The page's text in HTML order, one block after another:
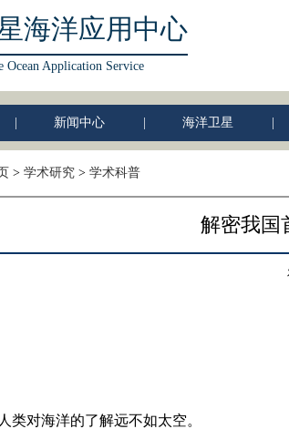
海洋应用中心
Ocean Application Service
新闻中心 海洋卫星
> 学术研究> 学术科普
解密我国
人类对海洋的了解远不如太空。